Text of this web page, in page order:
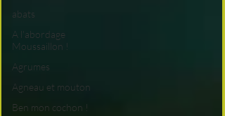
abats
A l'abordage
Moussaillon !
Agrumes
Agneau et mouton
Ben mon cochon !